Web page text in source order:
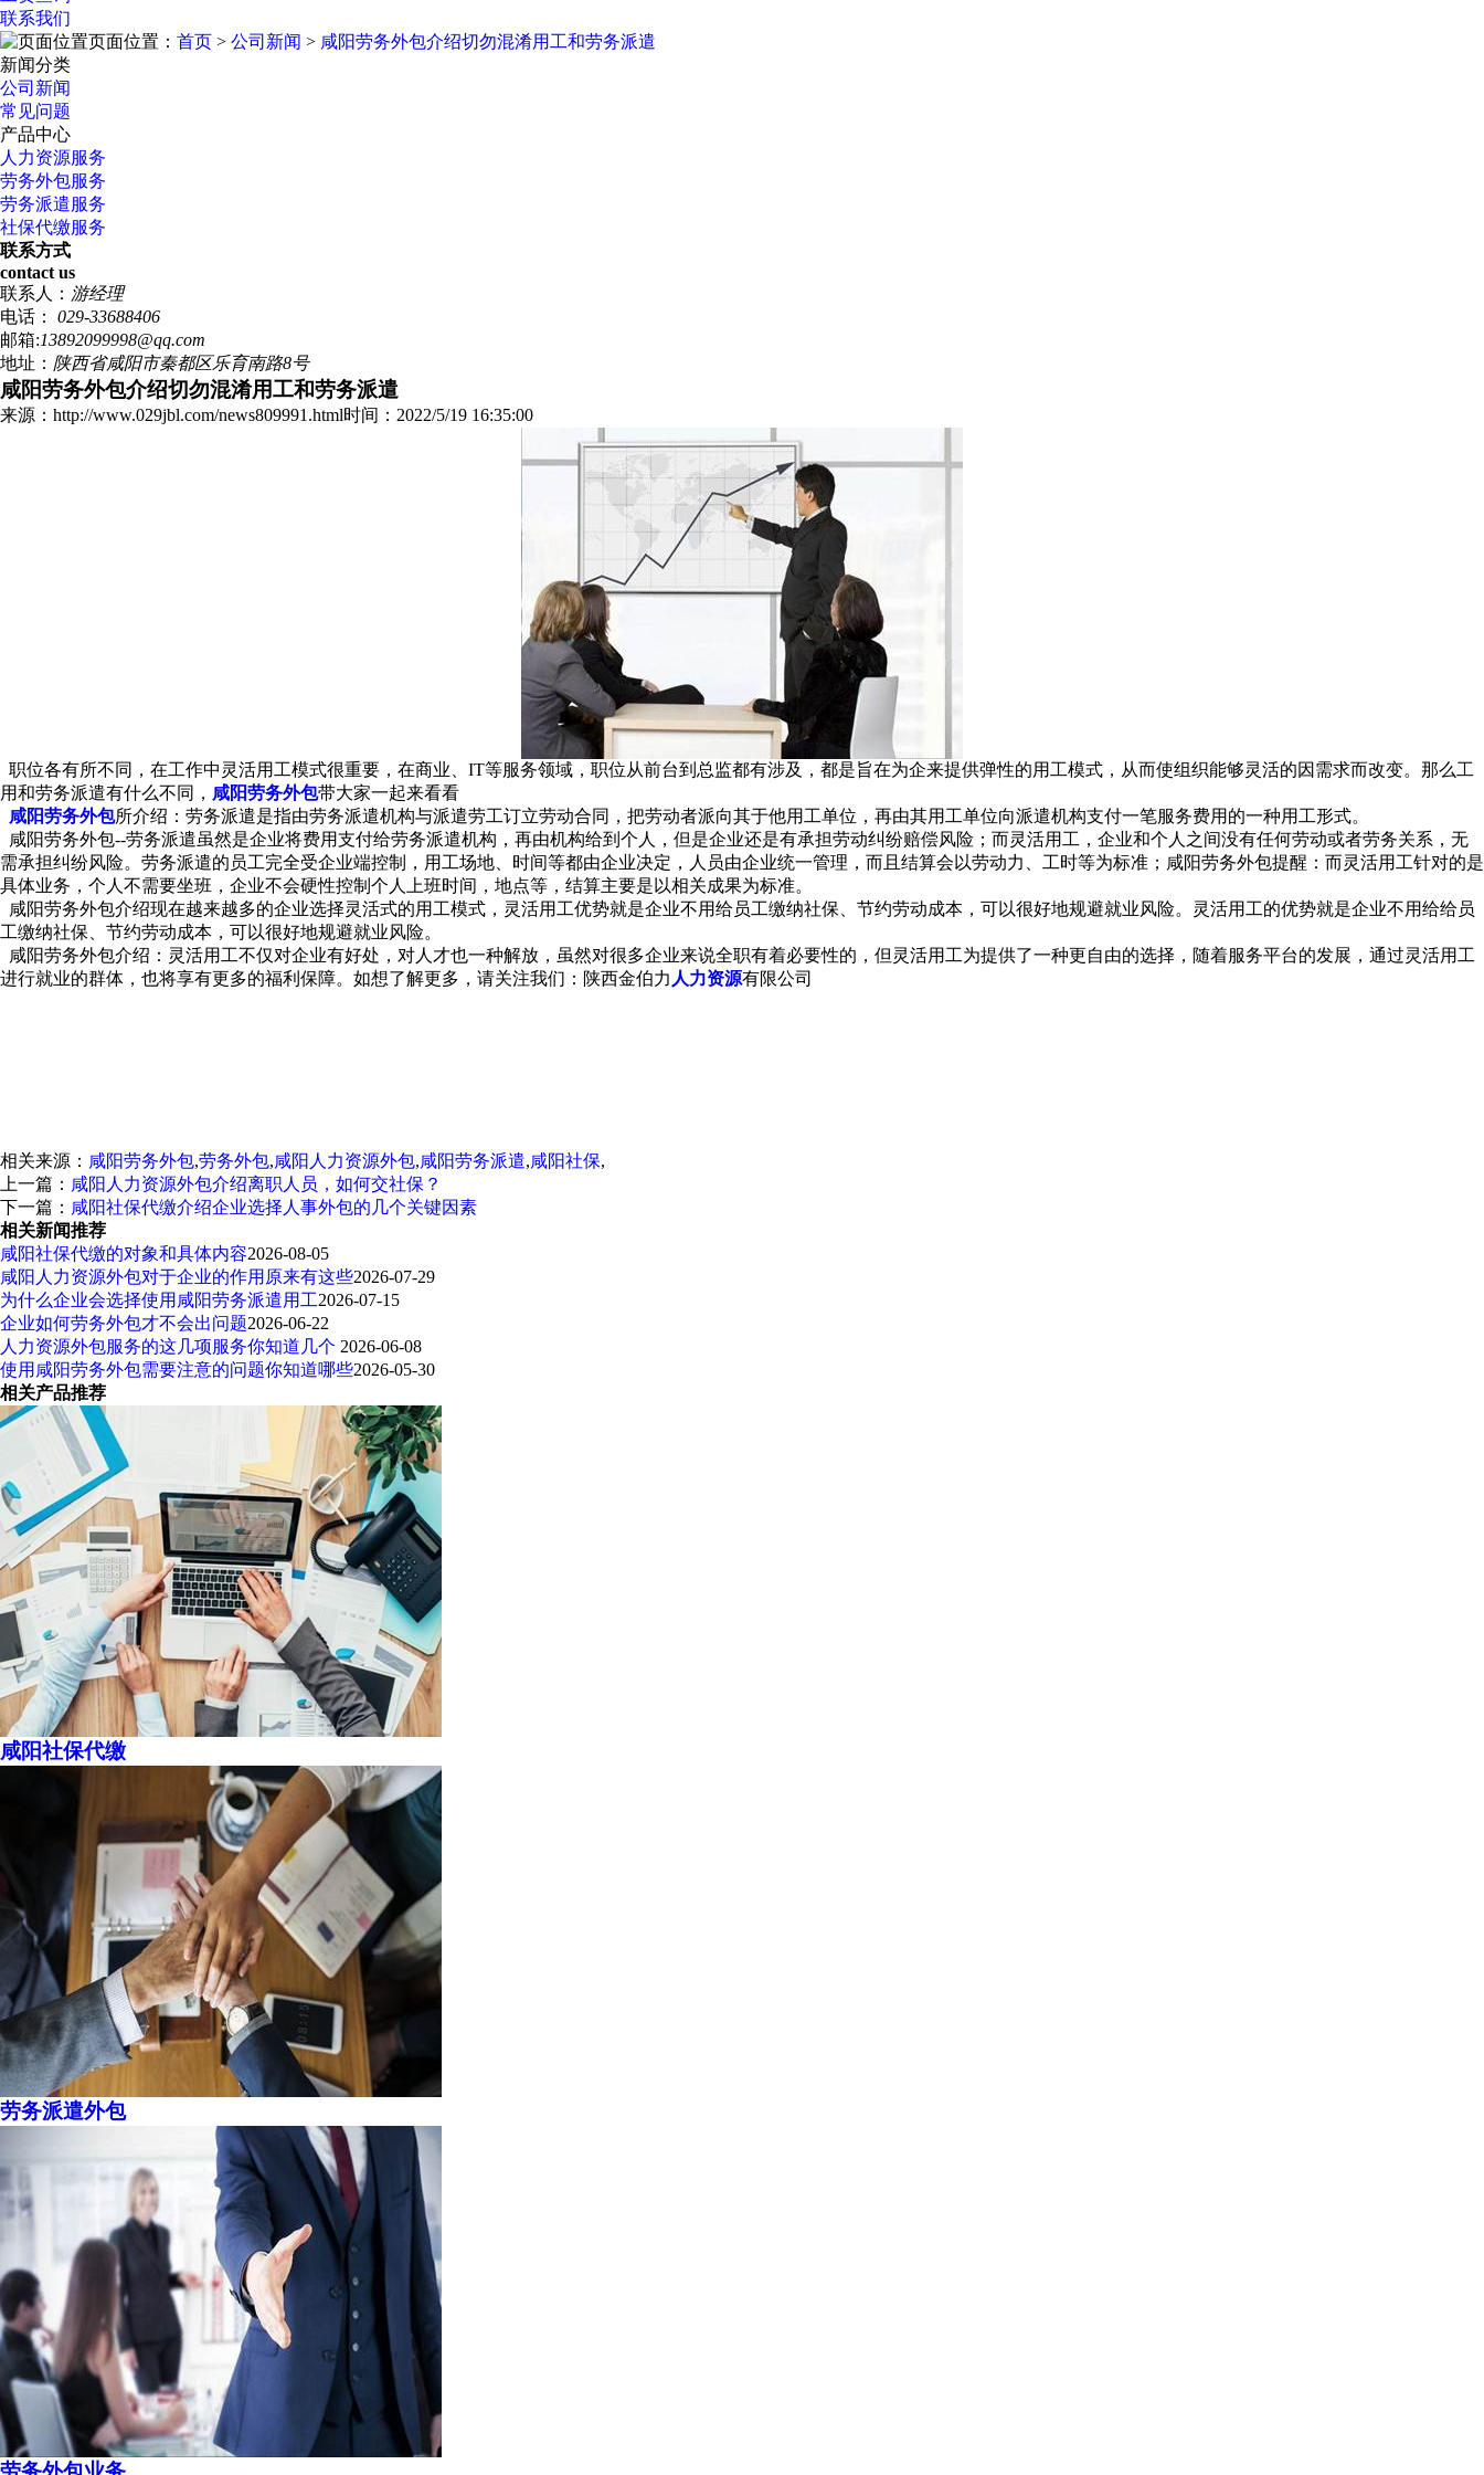
联系我们
页面位置： 首页 > 公司新闻 > 咸阳劳务外包介绍切勿混淆用工和劳务派遣
新闻分类
公司新闻
常见问题
产品中心
人力资源服务
劳务外包服务
劳务派遣服务
社保代缴服务
联系方式
contact us
联系人： 游经理
电话： 029-33688406
邮箱:13892099998@qq.com
地址： 陕西省咸阳市秦都区乐育南路8号
咸阳劳务外包介绍切勿混淆用工和劳务派遣
来源：http://www.029jbl.com/news809991.html时间：2022/5/19 16:35:00
职位各有所不同，在工作中灵活用工模式很重要，在商业、IT等服务领域，职位从前台到总监都有涉及，都是旨在为企来提供弹性的用工模式，从而使组织能够灵活的因需求而改变。那么工
用和劳务派遣有什么不同， 咸阳劳务外包带大家一起来看看
咸阳劳务外包所介绍：劳务派遣是指由劳务派遣机构与派遣劳工订立劳动合同，把劳动者派向其于他用工单位，再由其用工单位向派遣机构支付一笔服务费用的一种用工形式。
咸阳劳务外包--劳务派遣虽然是企业将费用支付给劳务派遣机构，再由机构给到个人，但是企业还是有承担劳动纠纷赔偿风险；而灵活用工，企业和个人之间没有任何劳动或者劳务关系，无
需承担纠纷风险。劳务派遣的员工完全受企业端控制，用工场地、时间等都由企业决定，人员由企业统一管理，而且结算会以劳动力、工时等为标准；咸阳劳务外包提醒：而灵活用工针对的是
具体业务，个人不需要坐班，企业不会硬性控制个人上班时间，地点等，结算主要是以相关成果为标准。
咸阳劳务外包介绍现在越来越多的企业选择灵活式的用工模式，灵活用工优势就是企业不用给员工缴纳社保、节约劳动成本，可以很好地规避就业风险。灵活用工的优势就是企业不用给给员
工缴纳社保、节约劳动成本，可以很好地规避就业风险。
咸阳劳务外包介绍：灵活用工不仅对企业有好处，对人才也一种解放，虽然对很多企业来说全职有着必要性的，但灵活用工为提供了一种更自由的选择，随着服务平台的发展，通过灵活用工
进行就业的群体，也将享有更多的福利保障。如想了解更多，请关注我们：陕西金伯力 人力资源有限公司
相关来源： 咸阳劳务外包,劳务外包,咸阳人力资源外包,咸阳劳务派遣,咸阳社保,
上一篇： 咸阳人力资源外包介绍离职人员，如何交社保？
下一篇： 咸阳社保代缴介绍企业选择人事外包的几个关键因素
相关新闻推荐
咸阳社保代缴的对象和具体内容2026-08-05
咸阳人力资源外包对于企业的作用原来有这些2026-07-29
为什么企业会选择使用咸阳劳务派遣用工2026-07-15
企业如何劳务外包才不会出问题2026-06-22
人力资源外包服务的这几项服务你知道几个 2026-06-08
使用咸阳劳务外包需要注意的问题你知道哪些2026-05-30
相关产品推荐
咸阳社保代缴
劳务派遣外包